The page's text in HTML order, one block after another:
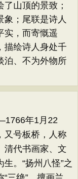
山顶的景致；
象；尾联是诗人
实，而寄慨遥
描绘诗人身处千
泊、不为外物所
年1月22
又号板桥，人称
清代书画家、文
。“扬州八怪”之